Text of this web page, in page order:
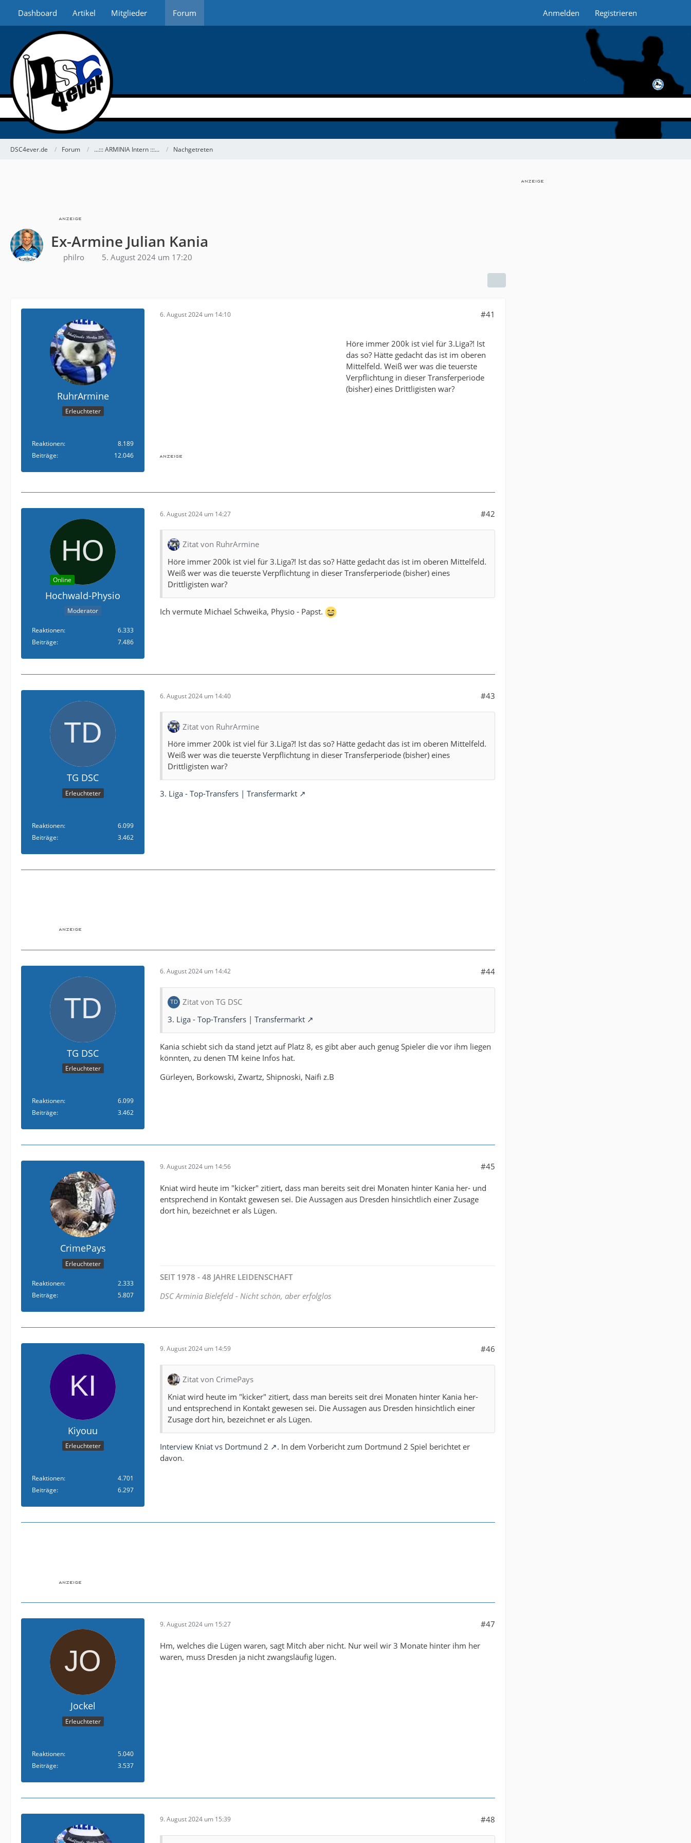
Dashboard Artikel Mitglieder Forum Anmelden Registrieren
DSC4ever.de Forum ...::: ARMINIA Intern :::... Nachgetreten
Ex-Armine Julian Kania
philro 5. August 2024 um 17:20
RuhrArmine
Erleuchteter
Reaktionen
8.189
Beiträge
12.046
6. August 2024 um 14:10 #41
Höre immer 200k ist viel für 3.Liga?! Ist
das so? Hätte gedacht das ist im oberen
Mittelfeld. Weiß wer was die teuerste
Verpflichtung in dieser Transferperiode
(bisher) eines Drittligisten war?
Online
Hochwald-Physio
Moderator
Reaktionen
6.333
Beiträge
7.486
6. August 2024 um 14:27 #42
Zitat von RuhrArmine
Höre immer 200k ist viel für 3.Liga?! Ist das so? Hätte gedacht das ist im oberen Mittelfeld.
Weiß wer was die teuerste Verpflichtung in dieser Transferperiode (bisher) eines
Drittligisten war?
Ich vermute Michael Schweika, Physio - Papst.
TG DSC
Erleuchteter
Reaktionen
6.099
Beiträge
3.462
6. August 2024 um 14:40 #43
Zitat von RuhrArmine
Höre immer 200k ist viel für 3.Liga?! Ist das so? Hätte gedacht das ist im oberen Mittelfeld.
Weiß wer was die teuerste Verpflichtung in dieser Transferperiode (bisher) eines
Drittligisten war?
3. Liga - Top-Transfers | Transfermarkt
TG DSC
Erleuchteter
Reaktionen
6.099
Beiträge
3.462
6. August 2024 um 14:42 #44
Zitat von TG DSC
3. Liga - Top-Transfers | Transfermarkt
Kania schiebt sich da stand jetzt auf Platz 8, es gibt aber auch genug Spieler die vor ihm liegen
könnten, zu denen TM keine Infos hat.
Gürleyen, Borkowski, Zwartz, Shipnoski, Naifi z.B
CrimePays
Erleuchteter
Reaktionen
2.333
Beiträge
5.807
9. August 2024 um 14:56 #45
Kniat wird heute im "kicker" zitiert, dass man bereits seit drei Monaten hinter Kania her- und
entsprechend in Kontakt gewesen sei. Die Aussagen aus Dresden hinsichtlich einer Zusage
dort hin, bezeichnet er als Lügen.
SEIT 1978 - 48 JAHRE LEIDENSCHAFT
DSC Arminia Bielefeld - Nicht schön, aber erfolglos
Kiyouu
Erleuchteter
Reaktionen
4.701
Beiträge
6.297
9. August 2024 um 14:59 #46
Zitat von CrimePays
Kniat wird heute im "kicker" zitiert, dass man bereits seit drei Monaten hinter Kania her-
und entsprechend in Kontakt gewesen sei. Die Aussagen aus Dresden hinsichtlich einer
Zusage dort hin, bezeichnet er als Lügen.
Interview Kniat vs Dortmund 2
. In dem Vorbericht zum Dortmund 2 Spiel berichtet er
davon.
Jockel
Erleuchteter
Reaktionen
5.040
Beiträge
3.537
9. August 2024 um 15:27 #47
Hm, welches die Lügen waren, sagt Mitch aber nicht. Nur weil wir 3 Monate hinter ihm her
waren, muss Dresden ja nicht zwangsläufig lügen.
9. August 2024 um 15:39 #48